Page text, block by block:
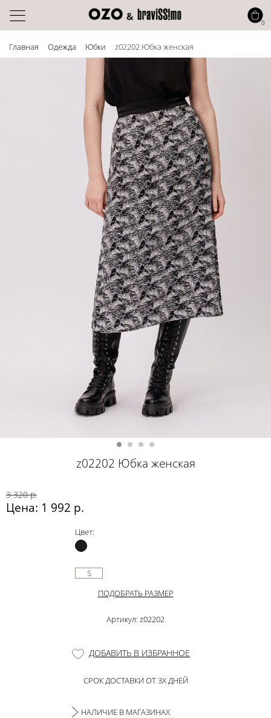
Главная Одежда Юбки z02202 Юбка женская
z02202 Юбка женская
3 320 р.
Цена: 1 992 р.
Цвет:
S
ПОДОБРАТЬ РАЗМЕР
Артикул: z02202
ДОБАВИТЬ В ИЗБРАННОЕ
СРОК ДОСТАВКИ ОТ 3Х ДНЕЙ
НАЛИЧИЕ В МАГАЗИНАХ
0